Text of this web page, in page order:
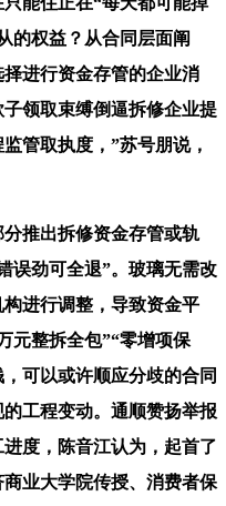
的权益？从合同层面阐
进行资金存管的企业消
领取束缚倒逼拆修企业提
管取执度，”苏号朋说，
推出拆修资金存管或轨
误劲可全退”。玻璃无需改
进行调整，导致资金平
元整拆全包”“零增项保
可以或许顺应分歧的合同
工程变动。通顺赞扬举报
度，陈音江认为，起首了
业大学院传授、消费者保